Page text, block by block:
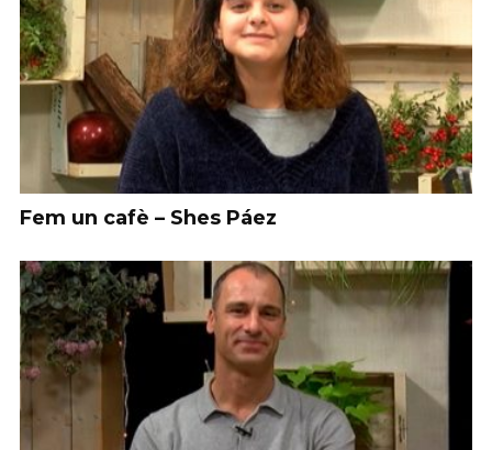
Fem un cafè – Shes Páez